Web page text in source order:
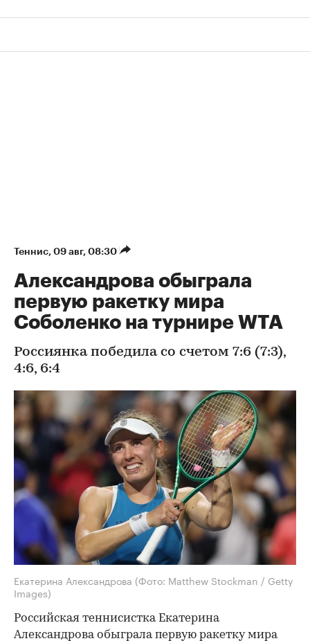
Теннис⁠, 09 авг, 08:30
Александрова обыграла
первую ракетку мира
Соболенко на турнире WTA
Россиянка победила со счетом 7:6 (7:3),
4:6, 6:4
Екатерина Александрова (Фото: Matthew Stockman / Getty
Images)
Российская теннисистка Екатерина
Александрова обыграла первую ракетку мира